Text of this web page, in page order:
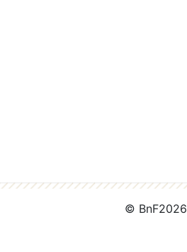
© BnF2026